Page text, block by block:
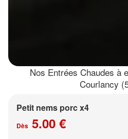
Nos Entrées Chaudes à
Courlancy
Petit nems porc x4
Dès 5.00 €